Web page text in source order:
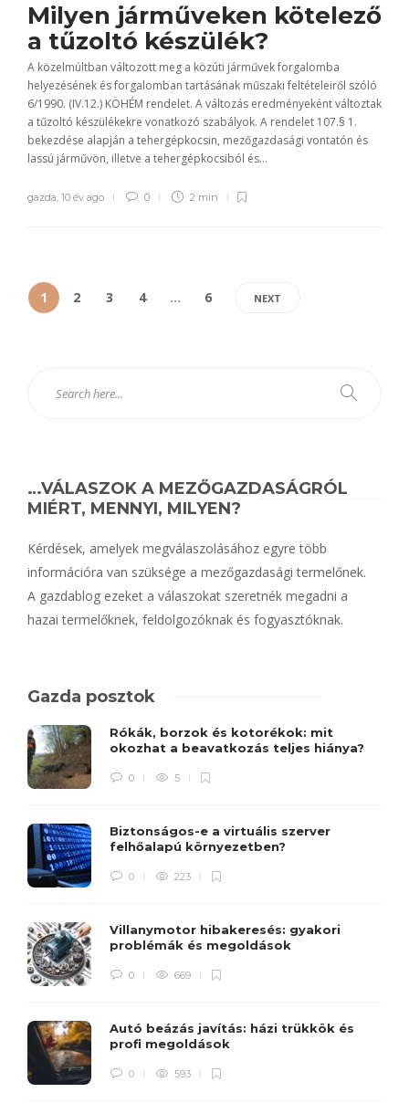
Milyen járműveken kötelező
a tűzoltó készülék?
A közelmúltban változott meg a közúti járművek forgalomba
helyezésének és forgalomban tartásának műszaki feltételeiről szóló
6/1990. (IV.12.) KÖHÉM rendelet. A változás eredményeként változtak
a tűzoltó készülékekre vonatkozó szabályok. A rendelet 107.§ 1.
bekezdése alapján a tehergépkocsin, mezőgazdasági vontatón és
lassú járművön, illetve a tehergépkocsiból és...
gazda, 10 év ago 0 2 min
1 2 3 4 … 6 NEXT
…VÁLASZOK A MEZŐGAZDASÁGRÓL
MIÉRT, MENNYI, MILYEN?
Kérdések, amelyek megválaszolásához egyre több
információra van szüksége a mezőgazdasági termelőnek.
A gazdablog ezeket a válaszokat szeretnék megadni a
hazai termelőknek, feldolgozóknak és fogyasztóknak.
Gazda posztok
Rókák, borzok és kotorékok: mit
okozhat a beavatkozás teljes hiánya?
0 5
Biztonságos-e a virtuális szerver
felhőalapú környezetben?
0 223
Villanymotor hibakeresés: gyakori
problémák és megoldások
0 669
Autó beázás javítás: házi trükkök és
profi megoldások
0 593